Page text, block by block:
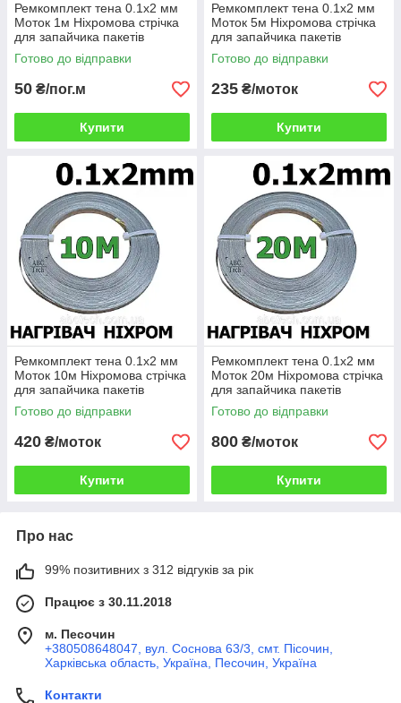
Ремкомплект тена 0.1х2 мм
Моток 1м Ніхромова стрічка
для запайчика пакетів
Плоский нікельхром Шина
плоска ніхром х20н80
Готово до відправки
50 ₴/пог.м
Купити
Ремкомплект тена 0.1х2 мм
Моток 5м Ніхромова стрічка
для запайчика пакетів
Плоский нікельхром Шина
плоска ніхром х20н80
Готово до відправки
235 ₴/моток
Купити
Ремкомплект тена 0.1х2 мм
Моток 10м Ніхромова стрічка
для запайчика пакетів
Плоский нікельхром Шина
плоска ніхром х20н80
Готово до відправки
420 ₴/моток
Купити
Ремкомплект тена 0.1х2 мм
Моток 20м Ніхромова стрічка
для запайчика пакетів
Плоский нікельхром Шина
плоска ніхром х20н80
Готово до відправки
800 ₴/моток
Купити
Про нас
99% позитивних з 312 відгуків за рік
Працює з 30.11.2018
м. Песочин
+380508648047, вул. Соснова 63/3, смт. Пісочин,
Харківська область, Україна, Песочин, Україна
Контакти